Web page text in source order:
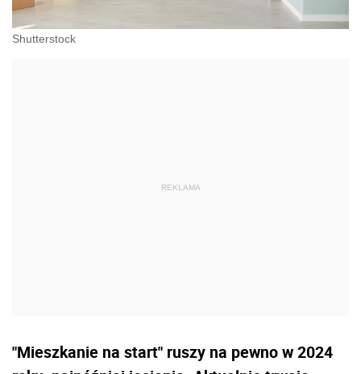
Shutterstock
"Mieszkanie na start" ruszy na pewno w 2024